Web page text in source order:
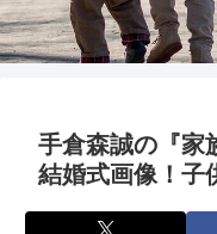
手倉森誠の『家
結婚式画像！子